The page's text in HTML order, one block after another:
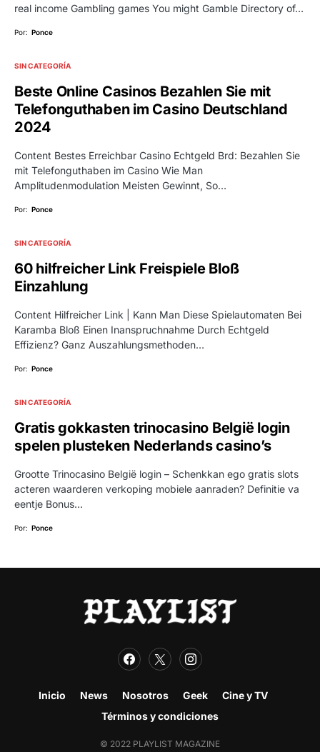
real income Gambling games You might Gamble Directory of…
Por: Ponce
SIN CATEGORÍA
Beste Online Casinos Bezahlen Sie mit
Telefonguthaben im Casino Deutschland
2024
Content Bestes Erreichbar Casino Echtgeld Brd: Bezahlen Sie
mit Telefonguthaben im Casino Wie Man
Amplitudenmodulation Meisten Gewinnt, So…
Por: Ponce
SIN CATEGORÍA
60 hilfreicher Link Freispiele Bloß
Einzahlung
Content Hilfreicher Link | Kann Man Diese Spielautomaten Bei
Karamba Bloß Einen Inanspruchnahme Durch Echtgeld
Effizienz? Ganz Auszahlungsmethoden…
Por: Ponce
SIN CATEGORÍA
Gratis gokkasten trinocasino België login
spelen plusteken Nederlands casino’s
Grootte Trinocasino België login – Schenkkan ego gratis slots
acteren waarderen verkoping mobiele aanraden? Definitie va
eentje Bonus…
Por: Ponce
Inicio News Nosotros Geek
Cine y TV
Términos y condiciones
© 2022 PLAYLIST MAGAZINE